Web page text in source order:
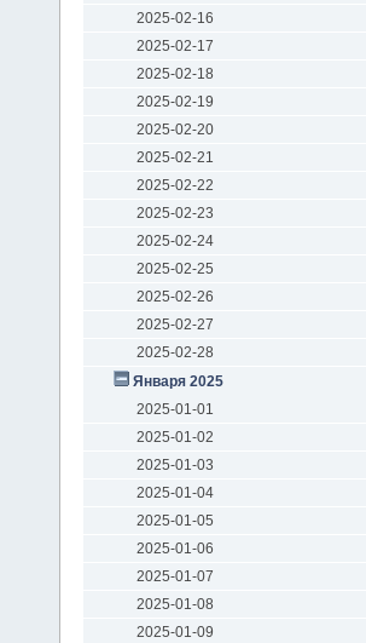
2025-02-16
2025-02-17
2025-02-18
2025-02-19
2025-02-20
2025-02-21
2025-02-22
2025-02-23
2025-02-24
2025-02-25
2025-02-26
2025-02-27
2025-02-28
Января 2025
2025-01-01
2025-01-02
2025-01-03
2025-01-04
2025-01-05
2025-01-06
2025-01-07
2025-01-08
2025-01-09